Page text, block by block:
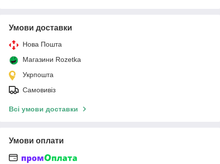
Умови доставки
Нова Пошта
Магазини Rozetka
Укрпошта
Самовивіз
Всі умови доставки
Умови оплати